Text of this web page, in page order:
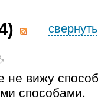
) свернуть
вижу
способами.